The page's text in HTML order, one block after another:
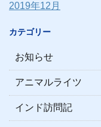
2019年12月
カテゴリー
お知らせ
アニマルライツ
インド訪問記